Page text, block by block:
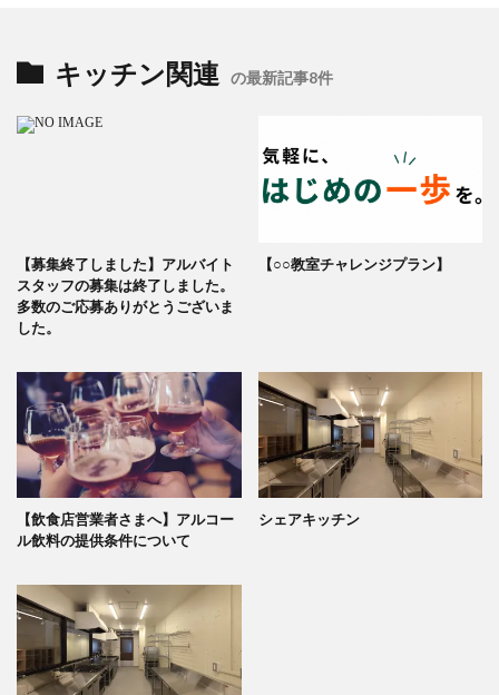
キッチン関連 の最新記事8件
【募集終了しました】アルバイト
スタッフの募集は終了しました。
多数のご応募ありがとうございま
した。
【○○教室チャレンジプラン】
【飲食店営業者さまへ】アルコー
ル飲料の提供条件について
シェアキッチン